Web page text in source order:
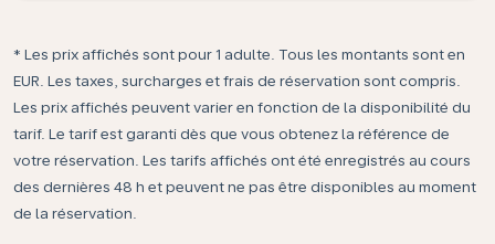
* Les prix affichés sont pour 1 adulte. Tous les montants sont en
EUR. Les taxes, surcharges et frais de réservation sont compris.
Les prix affichés peuvent varier en fonction de la disponibilité du
tarif. Le tarif est garanti dès que vous obtenez la référence de
votre réservation. Les tarifs affichés ont été enregistrés au cours
des dernières 48 h et peuvent ne pas être disponibles au moment
de la réservation.